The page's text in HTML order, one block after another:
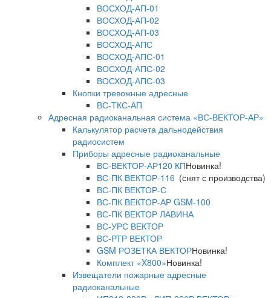
ВОСХОД-АП-01
ВОСХОД-АП-02
ВОСХОД-АП-03
ВОСХОД-АПС
ВОСХОД-АПС-01
ВОСХОД-АПС-02
ВОСХОД-АПС-03
Кнопки тревожные адресные
ВС-ТКС-АП
Адресная радиоканальная система «ВС-ВЕКТОР-АР»
Калькулятор расчета дальнодействия
радиосистем
Приборы адресные радиоканальные
ВС-ВЕКТОР-АР120 КПНовинка!
ВС-ПК ВЕКТОР-116 (снят с производства)
ВС-ПК ВЕКТОР-С
ВС-ПК ВЕКТОР-АР GSM-100
ВС-ПК ВЕКТОР ЛАВИНА
ВС-УРС ВЕКТОР
ВС-РТР ВЕКТОР
GSM РОЗЕТКА ВЕКТОРНовинка!
Комплект «X800»Новинка!
Извещатели пожарные адресные
радиоканальные